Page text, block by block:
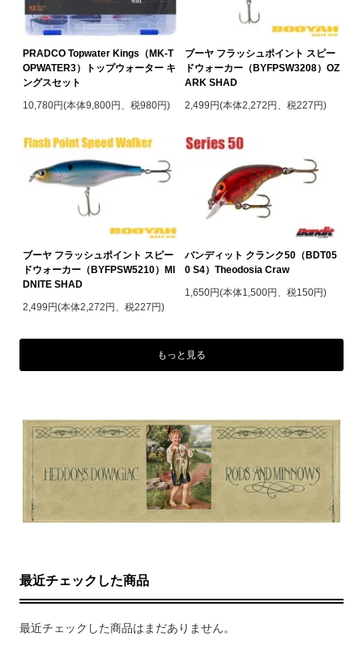
PRADCO Topwater Kings（MK-T
OPWATER3）トップウォーター キ
ングスセット
10,780円(本体9,800円、税980円)
ブーヤ フラッシュポイント スピー
ドウォーカー（BYFPSW3208）OZ
ARK SHAD
2,499円(本体2,272円、税227円)
ブーヤ フラッシュポイント スピー
ドウォーカー（BYFPSW5210）MI
DNITE SHAD
2,499円(本体2,272円、税227円)
バンディット クランク50（BDT05
0 S4）Theodosia Craw
1,650円(本体1,500円、税150円)
もっと見る
最近チェックした商品
最近チェックした商品はまだありません。